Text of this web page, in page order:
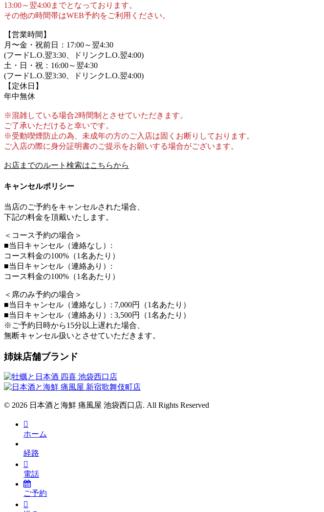
13:00～翌4:00までとなっております。
その他の時間帯はWEB予約をご利用ください。
【営業時間】
月〜金・祝前日：17:00～翌4:30
(フードL.O.翌3:30、ドリンクL.O.翌4:00)
土・日・祝：16:00～翌4:30
(フードL.O.翌3:30、ドリンクL.O.翌4:00)
【定休日】
年中無休
※混雑している場合2時間制とさせていただきます。
ご了承いただけると幸いです。
※受動喫煙防止の為、未成年の方のご入店は固くお断りしております。
ご入店の際に身分証明書のご提示をお願いする場合がございます。
お店までのルート検索はこちらから
キャンセルポリシー
当店のご予約をキャンセルされた場合、
下記の料金を頂戴いたします。
＜コース予約の場合＞
■当日キャンセル（連絡なし）:
コース料金の100%（1名あたり）
■当日キャンセル（連絡あり）:
コース料金の100%（1名あたり）
＜席のみ予約の場合＞
■当日キャンセル（連絡なし）: 7,000円（1名あたり）
■当日キャンセル（連絡あり）: 3,500円（1名あたり）
※ご予約日時から15分以上遅れた場合、
無断キャンセル扱いとさせていただきます。
姉妹店舗ブランド
© 2026 日本酒と海鮮 痛風屋 池袋西口店. All Rights Reserved
ホーム
経路
電話
ご予約